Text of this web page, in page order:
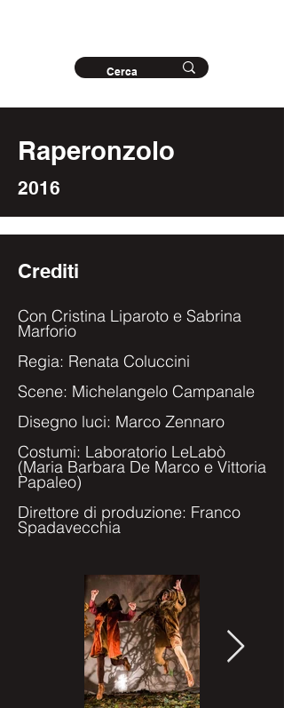
Raperonzolo
2016
Crediti
Con Cristina Liparoto e Sabrina
Marforio
Regia: Renata Coluccini
Scene: Michelangelo Campanale
Disegno luci: Marco Zennaro
Costumi: Laboratorio LeLabò
(Maria Barbara De Marco e Vittoria
Papaleo)
Direttore di produzione: Franco
Spadavecchia